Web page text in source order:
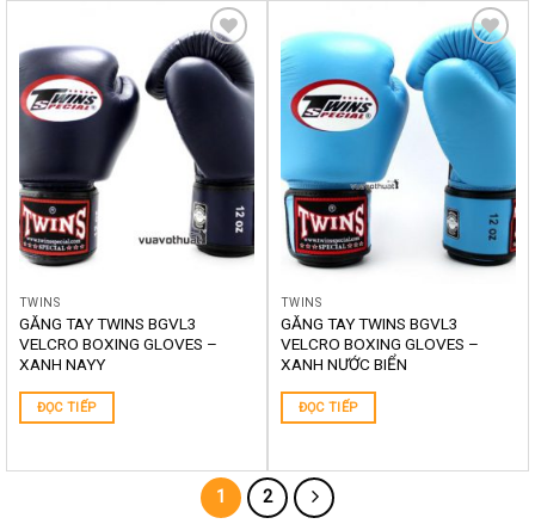
Yêu
thích
TWINS
GĂNG TAY TWINS BGVL3
VELCRO BOXING GLOVES –
XANH NAYY
ĐỌC TIẾP
Yêu
thích
TWINS
GĂNG TAY TWINS BGVL3
VELCRO BOXING GLOVES –
XANH NƯỚC BIỂN
ĐỌC TIẾP
1 2